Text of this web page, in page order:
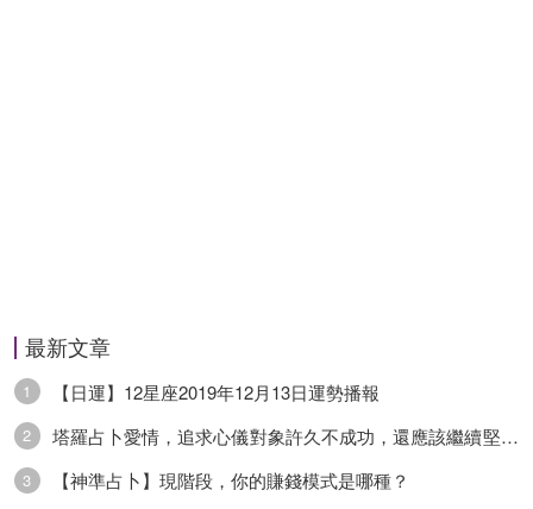
最新文章
1 【日運】12星座2019年12月13日運勢播報
2
塔羅占卜愛情，追求心儀對象許久不成功，還應該繼續堅持
3 【神準占卜】現階段，你的賺錢模式是哪種？